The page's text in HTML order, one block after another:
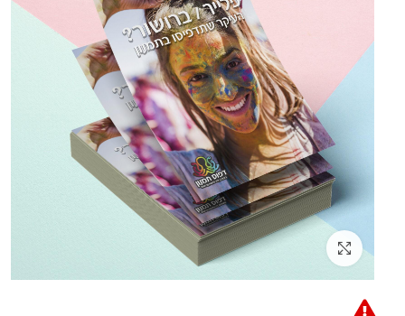
Click to enlarge